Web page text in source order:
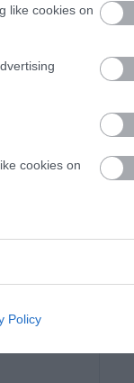
like cookies on
cookies on
Policy